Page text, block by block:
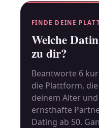
FINDE DEINE
Welche
zu dir?
Beantworte 6
die Plattform,
deinem Alter
ernsthafte
Dating ab 50.